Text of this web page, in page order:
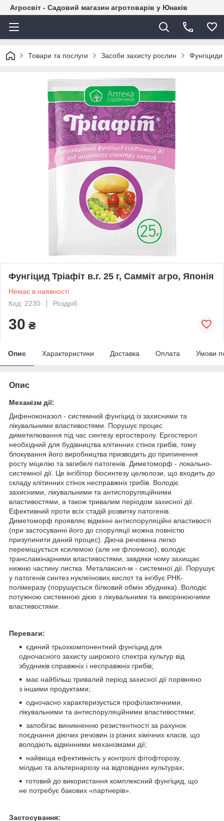
Агросвіт - Садовий магазин агротоварів у Юнаків
Товари та послуги Засоби захисту рослин Фунгіциди
Фунгіцид Тріафіт в.г. 25 г, Самміт агро, Японія
Немає в наявності
Код: 2230
Роздріб
30 ₴
Опис Характеристики Доставка Оплата Умови
Опис
Механізм дії:
Дифеноконазол - системний фунгіцид із захисними та
лікувальними властивостями. Порушує процес
диметилювання під час синтезу ергостеролу. Ергостерол
необхідний для будівництва клітинних стінок грибів, тому
блокування його виробництва призводить до припинення
росту міцелію та загибелі патогенів. Диметоморф - локально-
системної дії. Це інгібітор біосинтезу целюлози, що входить до
складу клітинних стінок несправжніх грибів. Володіє
захисними, лікувальними та антиспоруляційними
властивостями, а також тривалим періодом захисної дії.
Ефективний проти всіх стадій розвитку патогенів.
Диметоморф проявляє відмінні антиспоруляційні властивості
(при застосуванні його до споруляції можна повністю
призупинити даний процес). Діюча речовина легко
переміщується ксилемою (але не флоемою), володіє
трансламінарними властивостями, завдяки чому захищає
нижню частину листка. Металаксил-м - системної дії. Порушує
у патогенів синтез нуклеїнових кислот та інгібує РНК-
полімеразу (порушується білковий обмін збудника). Володіє
потужною системною дією з лікувальними та викорінюючими
властивостями.
Переваги:
єдиний трьохкомпонентний фунгіцид для
одночасного захисту широкого спектра культур від
збудників справжніх і несправжніх грибів;
має найбільш тривалий період захисної дії порівняно
з іншими продуктами;
одночасно характеризується профілактичними,
лікувальними та антиспоруляційними властивостями;
запобігає виникненню резистентності за рахунок
поєднання діючих речовин із різних хімічних класів, що
володіють відмінними механізмами дії;
найвища ефективність у контролі фітофторозу,
мілдью та альтернаріозу на відповідних культурах;
готовий до використання комплексний фунгіцид, що
не потребує бакових «партнерів».
Застосування: